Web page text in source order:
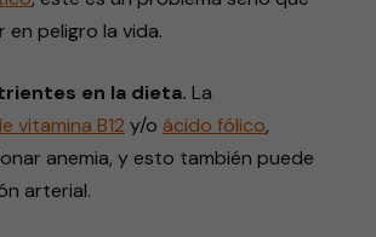
en peligro la vida.
en la dieta. La
vitamina B12 y/o ácido fólico,
anemia, y esto también puede
arterial.